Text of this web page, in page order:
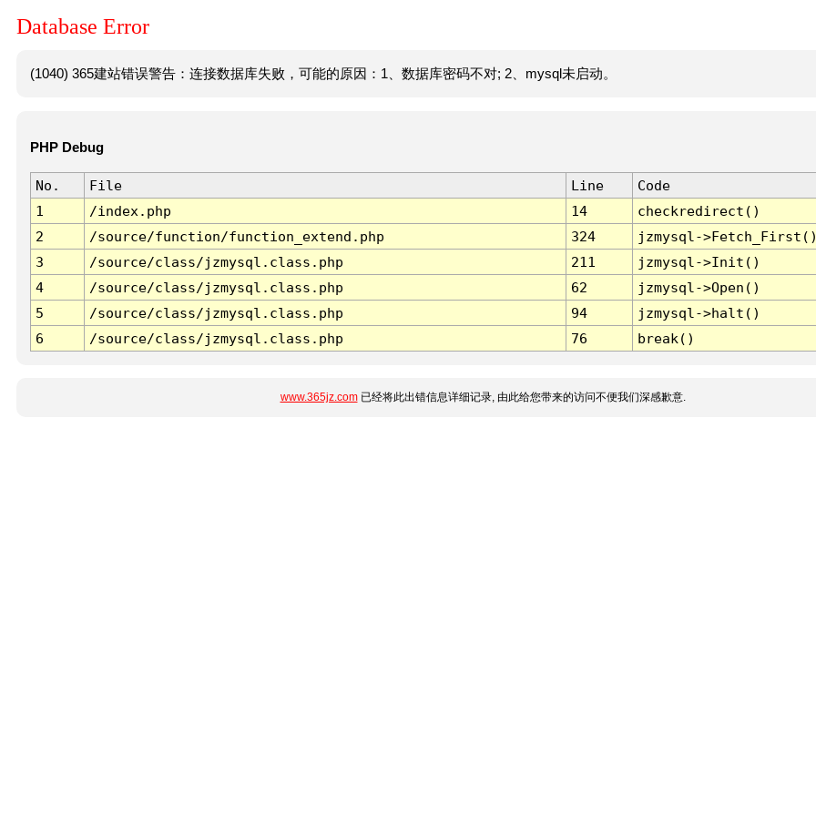
Database Error
(1040) 365建站错误警告：连接数据库失败，可能的原因：1、数据库密码不对; 2、mysql未启动。
PHP Debug
No. File Line
Code
1
/index.php 14
checkredirect()
2
/source/function/function_extend.php 324
jzmysql-
3
/source/class/jzmysql.class.php 211
jzmysql->Init()
4
/source/class/jzmysql.class.php 62
jzmysql->Open()
5
/source/class/jzmysql.class.php 94
jzmysql->halt()
6
/source/class/jzmysql.class.php 76 break()
www.365jz.com已经将此出错信息详细记录, 由此给您带来的访问不便我们深感歉意.